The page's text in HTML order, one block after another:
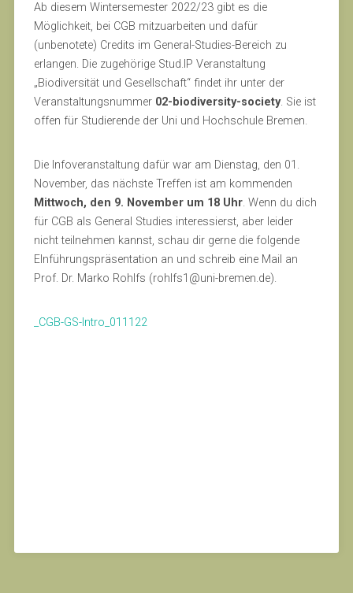
Ab diesem Wintersemester 2022/23 gibt es die
Möglichkeit, bei CGB mitzuarbeiten und dafür
(unbenotete) Credits im General-Studies-Bereich zu
erlangen. Die zugehörige Stud.IP Veranstaltung
„Biodiversität und Gesellschaft“ findet ihr unter der
Veranstaltungsnummer 02-biodiversity-society. Sie ist
offen für Studierende der Uni und Hochschule Bremen.
Die Infoveranstaltung dafür war am Dienstag, den 01.
November, das nächste Treffen ist am kommenden
Mittwoch, den 9. November um 18 Uhr. Wenn du dich
für CGB als General Studies interessierst, aber leider
nicht teilnehmen kannst, schau dir gerne die folgende
EInführungspräsentation an und schreib eine Mail an
Prof. Dr. Marko Rohlfs (rohlfs1 @uni-bremen.de).
_CGB-GS-Intro_011122